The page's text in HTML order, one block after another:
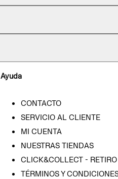
Ayuda
CONTACTO
SERVICIO AL CLIENTE
MI CUENTA
NUESTRAS TIENDAS
CLICK&COLLECT -
TÉRMINOS Y